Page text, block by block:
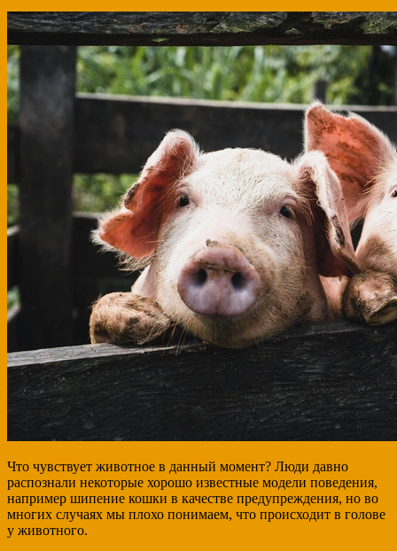
Что чувствует животное в данный момент? Люди давно
распознали некоторые хорошо известные модели поведения,
например шипение кошки в качестве предупреждения, но во
многих случаях мы плохо понимаем, что происходит в голове
у животного.